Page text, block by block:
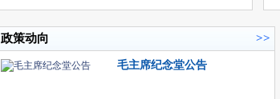
修防线
政策动向 >>
毛主席纪念堂公告